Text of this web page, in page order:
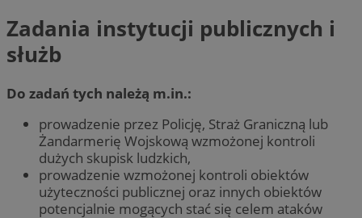
Zadania instytucji publicznych i
służb
Do zadań tych należą m.in.:
prowadzenie przez Policję, Straż Graniczną lub
Żandarmerię Wojskową wzmożonej kontroli
dużych skupisk ludzkich,
prowadzenie wzmożonej kontroli obiektów
użyteczności publicznej oraz innych obiektów
potencjalnie mogących stać się celem ataków